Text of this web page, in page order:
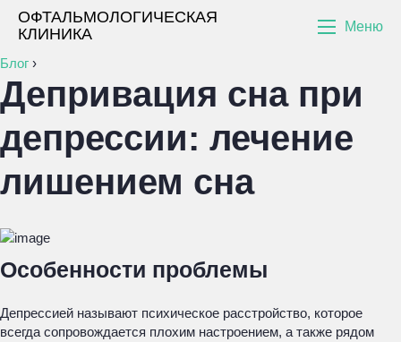
ОФТАЛЬМОЛОГИЧЕСКАЯ
КЛИНИКА
Меню
Блог ›
Депривация сна при
депрессии: лечение
лишением сна
Особенности проблемы
Депрессией называют психическое расстройство, которое
всегда сопровождается плохим настроением, а также рядом